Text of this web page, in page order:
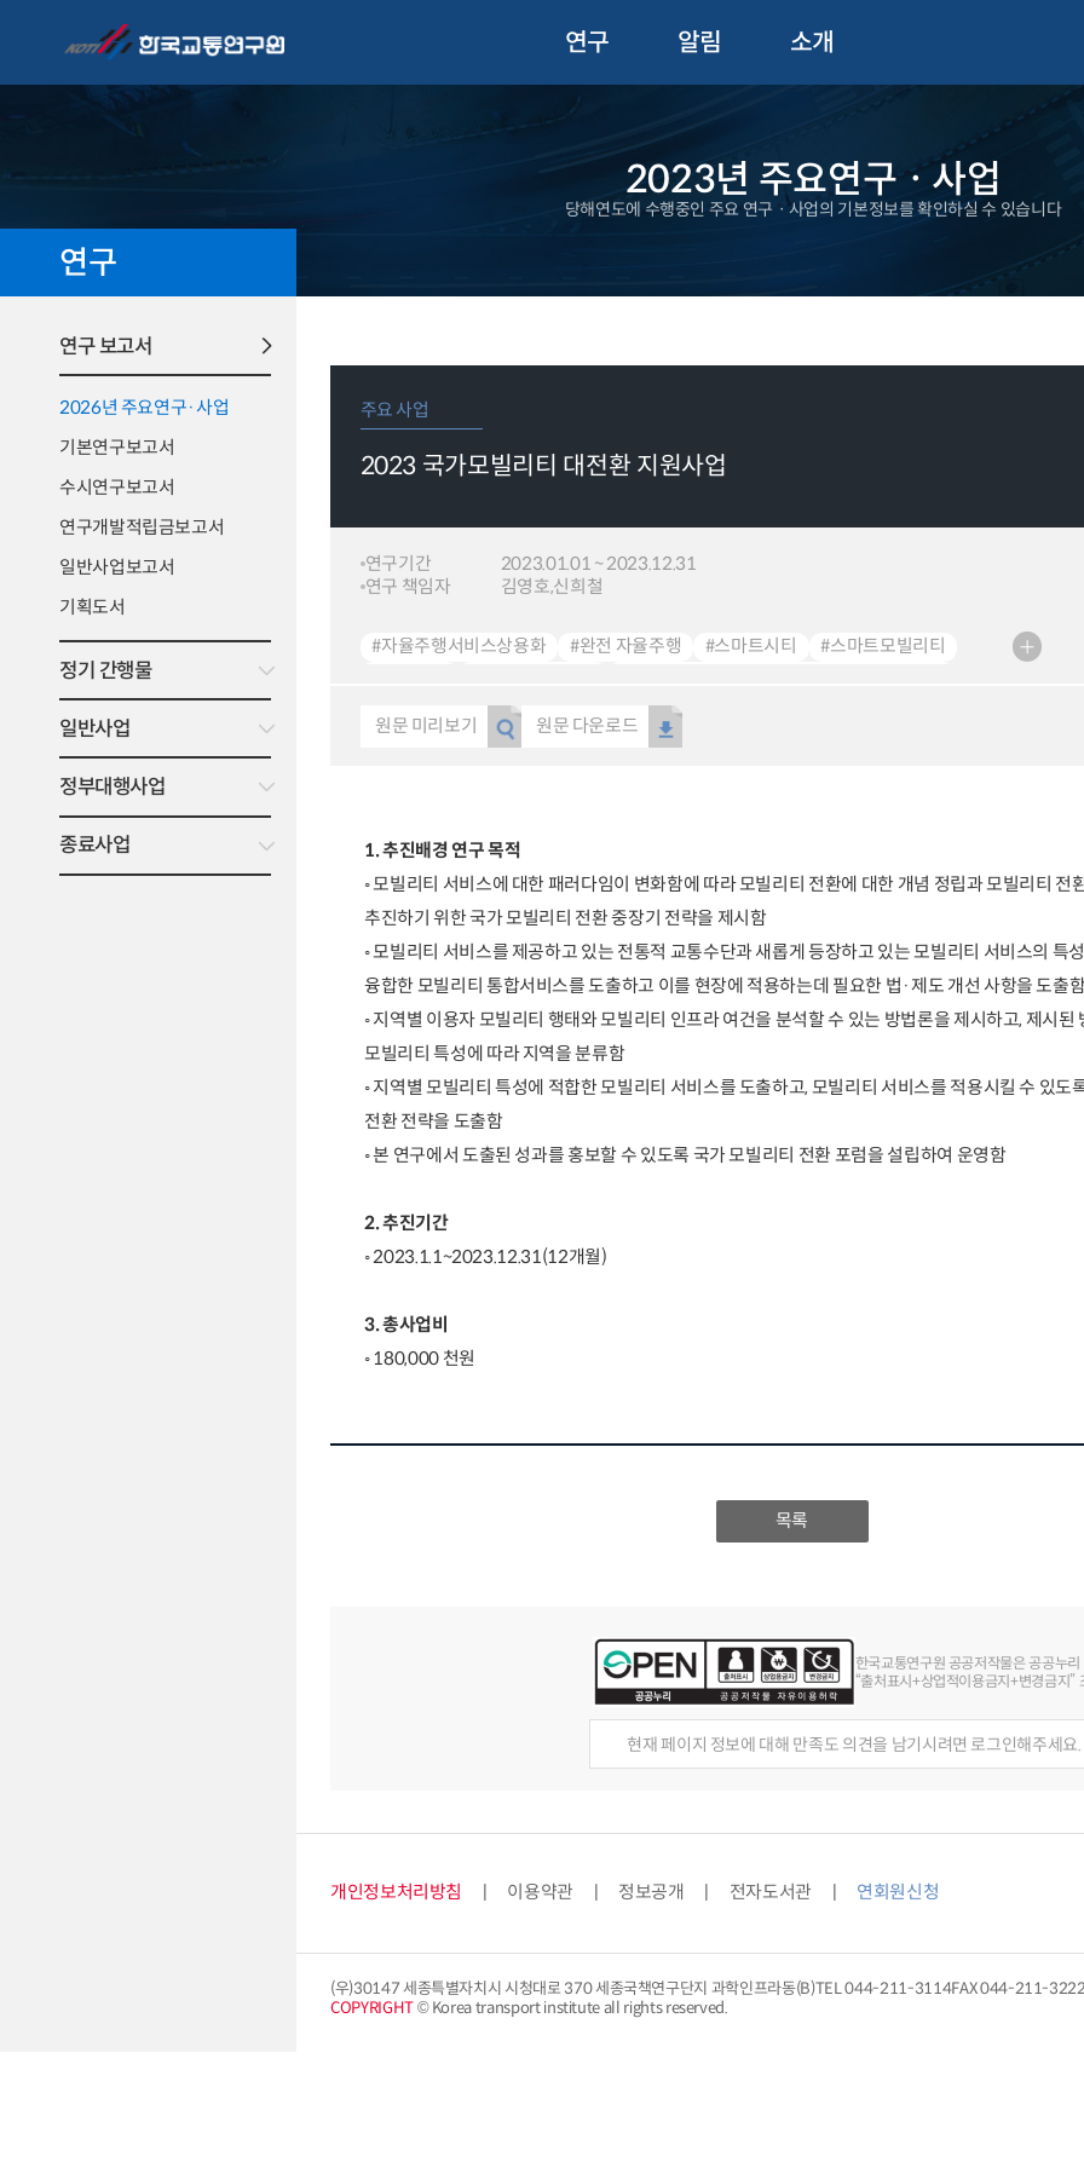
연구 알림 소개
2023년 주요연구ㆍ사업
당해연도에 수행중인 주요 연구ㆍ사업의 기본정보를 확인하실 수 있습니다
연구
연구 보고서
2026년 주요연구·사업
기본연구보고서
수시연구보고서
연구개발적립금보고서
일반사업보고서
기획도서
정기 간행물
일반사업
정부대행사업
종료사업
주요 사업
2023 국가모빌리티 대전환 지원사업
연구기간
2023.01.01 ~ 2023.12.31
연구 책임자
김영호,신희철
#자율주행서비스상용화 #완전 자율주행 #스마트시티
#스마트모빌리티
#Automated Driving System Level4
#Big Data
#Car Sharing Service
원문 미리보기 원문 다운로드
1. 추진배경 연구 목적
◦ 모빌리티 서비스에 대한 패러다임이 변화함에 따라 모빌리티 전환에 대한 개념 정립과 모빌리티 전
추진하기 위한 국가 모빌리티 전환 중장기 전략을 제시함
◦ 모빌리티 서비스를 제공하고 있는 전통적 교통수단과 새롭게 등장하고 있는 모빌리티 서비스의 특
융합한 모빌리티 통합서비스를 도출하고 이를 현장에 적용하는데 필요한 법·제도 개선 사항을 도출함
◦ 지역별 이용자 모빌리티 행태와 모빌리티 인프라 여건을 분석할 수 있는 방법론을 제시하고, 제시된
모빌리티 특성에 따라 지역을 분류함
◦ 지역별 모빌리티 특성에 적합한 모빌리티 서비스를 도출하고, 모빌리티 서비스를 적용시킬 수 있도
전환 전략을 도출함
◦ 본 연구에서 도출된 성과를 홍보할 수 있도록 국가 모빌리티 전환 포럼을 설립하여 운영함
2. 추진기간
◦ 2023.1.1~2023.12.31(12개월)
3. 총사업비
◦ 180,000 천원
목록
한국교통연구원 공공저작물은 공공누
“출처표시+상업적이용금지+변경금지”
현재 페이지 정보에 대해 만족도 의견을 남기시려면 로그인해주세요.
개인정보처리방침 이용약관 정보공개 전자도서관 연회원신청
(우)30147 세종특별자치시 시청대로 370 세종국책연구단지 과학인프라동(B)TEL044-211-3114FAX 044-211-3222
COPYRIGHT© Korea transport institute all rights reserved.